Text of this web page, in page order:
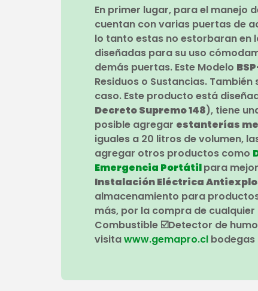
En primer lugar, para el manejo
cuentan con varias puertas de
lo tanto estas no estorbaran en
diseñadas para su uso
demás puertas. Este Modelo
Residuos o Sustancias.
caso. Este producto está
Decreto Supremo 148), tiene
posible agregar estanterías
iguales a 20 litros de volumen,
agregar otros productos como
Emergencia Portátilpara
Instalación Eléctrica
almacenamiento para
más, por la compra de cualquier
Combustible ☑️Detector de
visitawww.gemapro.clbodegas